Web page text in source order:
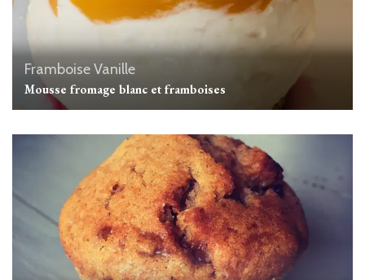
FramboiseVanille
Mousse fromage blanc et framboises